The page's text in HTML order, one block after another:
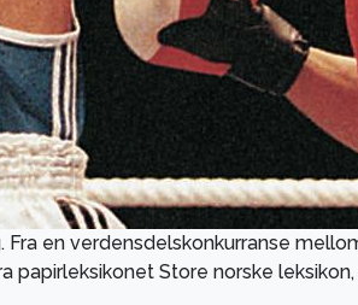
Fra en verdensdelskonkurranse
papirleksikonet Store norske